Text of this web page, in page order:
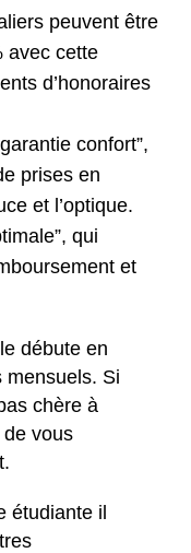
peuvent être
avec cette
d’honoraires
confort”,
prises en
et l’optique.
qui
et
débute en
mensuels. Si
chère à
vous
étudiante il